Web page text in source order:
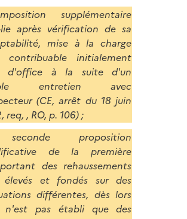
supplémentaire
après vérification de sa
mise à la charge
contribuable initialement
d'office à la suite d'un
entretien avec
(CE, arrêt du 18 juin
req, , RO, p. 106) ;
proposition
de la première
des rehaussements
élevés et fondés sur des
différentes, dès lors
n'est pas établi que des